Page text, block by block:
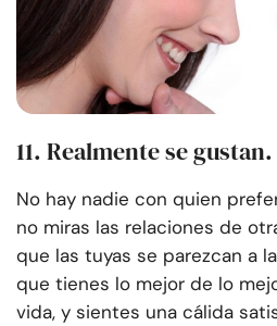
11. Realmente se gustan.
No hay nadie con quien
no miras las relaciones de
que las tuyas se parezcan a
que tienes lo mejor de lo
vida, y sientes una cálida